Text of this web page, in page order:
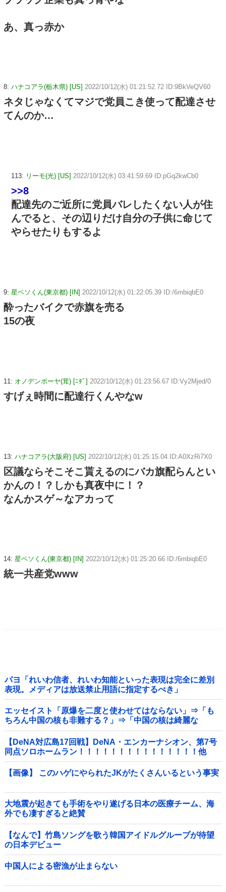
あ、真っ赤か
8: ハナコアラ(栃木県) [US] 2022/10/12(水) 01:21:52.72 ID:9BkVeQV60
ネタじゃなくてマジで党員こき使って配達させ
てんのか…
113: リーモ(光) [US] 2022/10/12(水) 03:41:59.69 ID:pGq2kwCb0
>>8
配達先のご近所に党員バレしたくない人が住
んでると、その辺りだけ自分の子供に命じて
やらせたりもするよ
9: 星ベソくん(東京都) [IN] 2022/10/12(水) 01:22:05.39 ID:/6mbiqbE0
酔ったバイクで赤旗を売る
15の夜
11: オノデンボーヤ(茸) [ﾆﾀﾞ] 2022/10/12(水) 01:23:56.67 ID:Vy2Mjed/0
すげぇ時間に配達行くんやなw
13: ハナコアラ(大阪府) [US] 2022/10/12(水) 01:25:15.04 ID:A0XzRi7X0
区議ならそこそこ貰えるのにバカ旗配らんとい
かんの！？しかも真夜中に！？
なんかスゲ～なアカって
14: 星ベソくん(東京都) [IN] 2022/10/12(水) 01:25:20.66 ID:/6mbiqbE0
統一共産党www
パヨ「れいわ信者、れいわ知能といった表現は完全に差別
表現。メディアは放送禁止用語に指定するべき」
エッセイスト「原爆を二度と使わせてはならない」⇒「も
ちろん中国の核も非難する？」⇒「中国の核は綺麗な
核！」
【DeNA対広島17回戦】DeNA・エンカーナシオン、第7号
同点ソロホームラン！！！！！！！！！！！！！！！他
【画像】 このハゲにやられたJKがたくさんいるという事実
大地震が起きても手術をやり遂げる日本の医療チーム、海
外でも凄すぎると絶賛
【なんで】竹島ソングを歌う韓国アイドルグループが待望
の日本デビュー
中国人による密漁が止まらない